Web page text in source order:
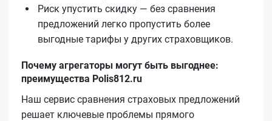
Риск упустить скидку — без сравнения
предложений легко пропустить более
выгодные тарифы у других страховщиков.
Почему агрегаторы могут быть выгоднее:
преимущества Polis812.ru
Наш сервис сравнения страховых предложений
решает ключевые проблемы прямого